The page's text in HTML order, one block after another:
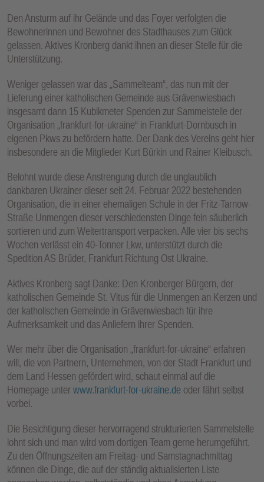
Den Ansturm auf ihr Gelände und das Foyer verfolgten die
Bewohnerinnen und Bewohner des Stadthauses zum Glück
gelassen. Aktives Kronberg dankt ihnen an dieser Stelle für die
Unterstützung.
Weniger gelassen war das „Sammelteam“, das nun mit der
Lieferung einer katholischen Gemeinde aus Grävenwiesbach
insgesamt dann 15 Kubikmeter Spenden zur Sammelstelle der
Organisation „frankfurt-for-ukraine“ in Frankfurt-Dornbusch in
eigenen Pkws zu befördern hatte. Der Dank des Vereins geht hier
insbesondere an die Mitglieder Kurt Bürkin und Rainer Kleibusch.
Belohnt wurde diese Anstrengung durch die unglaublich
dankbaren Ukrainer dieser seit 24. Februar 2022 bestehenden
Organisation, die in einer ehemaligen Schule in der Fritz-Tarnow-
Straße Unmengen dieser verschiedensten Dinge fein säuberlich
sortieren und zum Weitertransport verpacken. Alle vier bis sechs
Wochen verlässt ein 40-Tonner Lkw, unterstützt durch die
Spedition AS Brüder, Frankfurt Richtung Ost Ukraine.
Aktives Kronberg sagt Danke: Den Kronberger Bürgern, der
katholischen Gemeinde St. Vitus für die Unmengen an Kerzen und
der katholischen Gemeinde in Grävenwiesbach für ihre
Aufmerksamkeit und das Anliefern ihrer Spenden.
Wer mehr über die Organisation „frankfurt-for-ukraine“ erfahren
will, die von Partnern, Unternehmen, von der Stadt Frankfurt und
dem Land Hessen gefördert wird, schaut einmal auf die
Homepage unterwww.frankfurt-for-ukraine.de oder fährt selbst
vorbei.
Die Besichtigung dieser hervorragend strukturierten Sammelstelle
lohnt sich und man wird vom dortigen Team gerne herumgeführt.
Zu den Öffnungszeiten am Freitag- und Samstagnachmittag
können die Dinge, die auf der ständig aktualisierten Liste